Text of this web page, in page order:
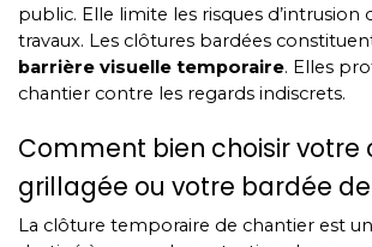
public. Elle limite les risques d’intrusion
travaux. Les clôtures bardées
barrière visuelle temporaire. Elles
chantier contre les regards indiscrets.
Comment bien choisir votre
grillagée ou votre bardée
La clôture temporaire de chantier est